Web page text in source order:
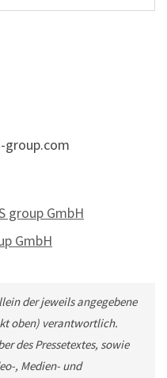
group.com
group GmbH
GmbH
der jeweils angegebene
oben) verantwortlich.
des Pressetextes, sowie
, Medien- und